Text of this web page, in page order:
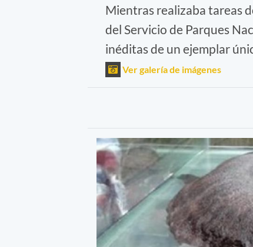
Mientras realizaba tareas
del Servicio de Parques
inéditas de un ejemplar
Ver galería de imágenes